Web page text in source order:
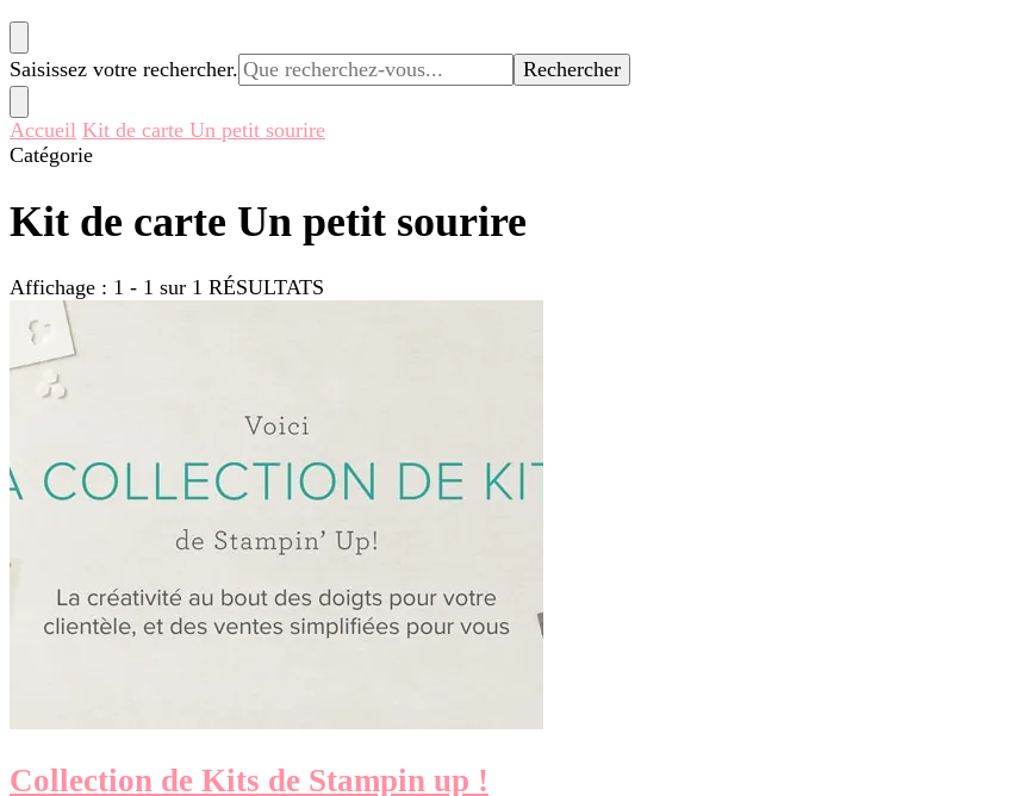
Vous
recherchiez
quelque
chose ?
Saisissez votre rechercher.
Accueil Kit de carte Un petit sourire
Catégorie
Kit de carte Un petit sourire
Affichage : 1 - 1 sur 1 RÉSULTATS
Collection de Kits de Stampin up !